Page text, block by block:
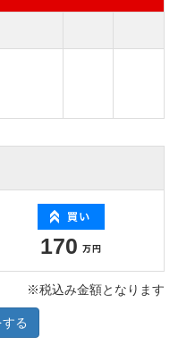
170
※税込み金額となります
る